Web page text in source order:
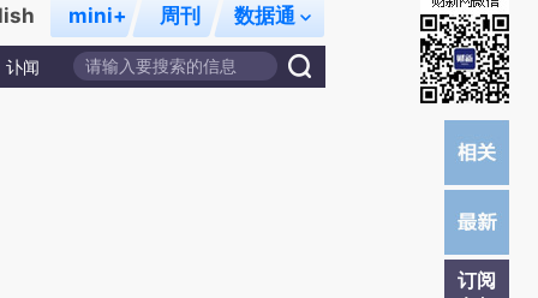
mini+ 周刊 数据通
讣闻
订阅